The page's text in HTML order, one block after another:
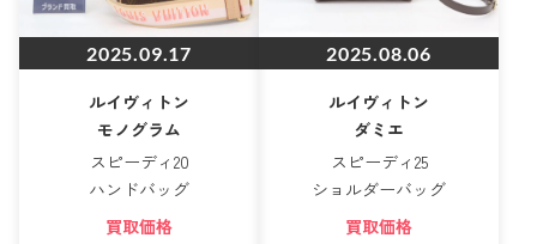
2025.09.17
ルイヴィトン
モノグラム
スピーディ20
ハンドバッグ
買取価格
2025.08.06
ルイヴィトン
ダミエ
スピーディ25
ショルダーバッグ
買取価格